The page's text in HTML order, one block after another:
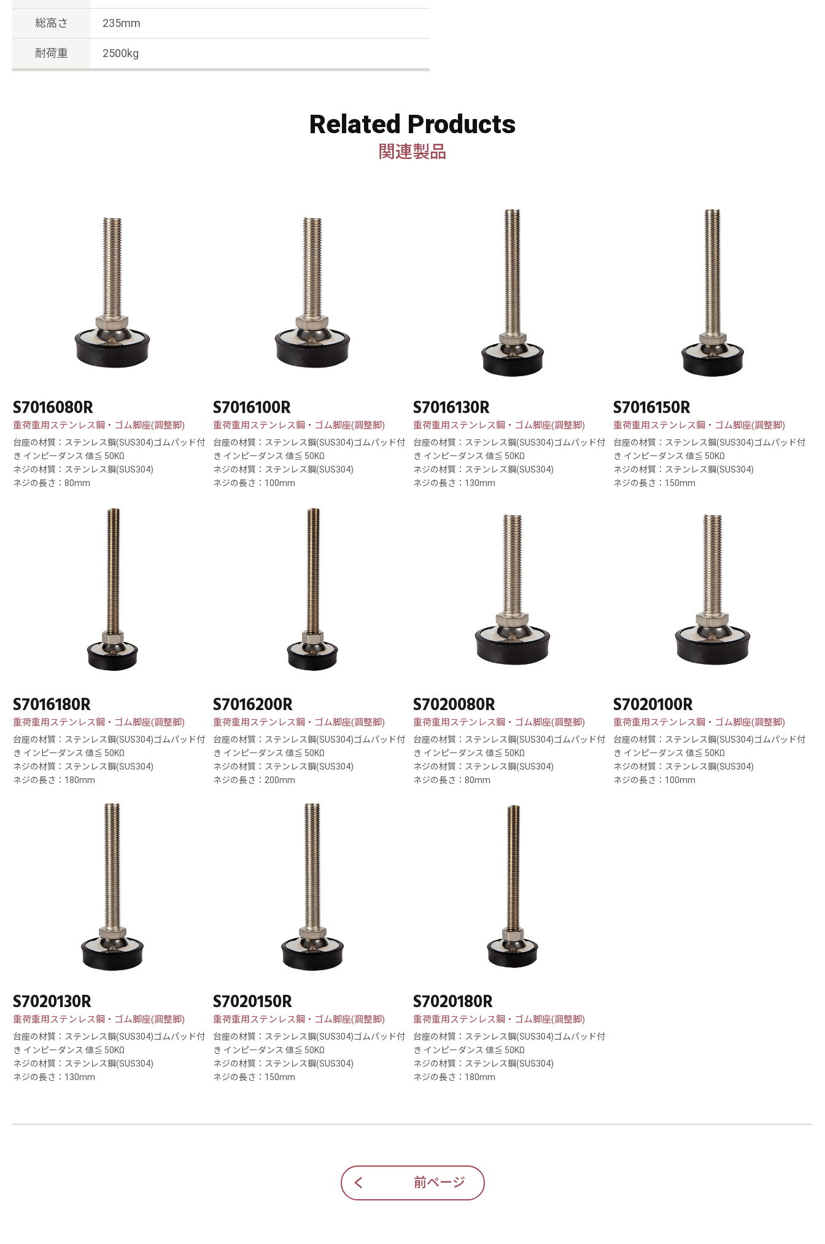
総高さ 235mm
耐荷重 2500kg
Related Products
関連製品
S7016080R
重荷重用ステンレス鋼・ゴム脚座(調整脚)
台座の材質：ステンレス鋼(SUS304)ゴムパッド付
き インピーダンス 値≦ 50KΩ
ネジの材質：ステンレス鋼(SUS304)
ネジの長さ：80mm
S7016100R
重荷重用ステンレス鋼・ゴム脚座(調整脚)
台座の材質：ステンレス鋼(SUS304)ゴムパッド付
き インピーダンス 値≦ 50KΩ
ネジの材質：ステンレス鋼(SUS304)
ネジの長さ：100mm
S7016130R
重荷重用ステンレス鋼・ゴム脚座(調整脚)
台座の材質：ステンレス鋼(SUS304)ゴムパッド付
き インピーダンス 値≦ 50KΩ
ネジの材質：ステンレス鋼(SUS304)
ネジの長さ：130mm
S7016150R
重荷重用ステンレス鋼・ゴム脚座(調整脚)
台座の材質：ステンレス鋼(SUS304)ゴムパッド付
き インピーダンス 値≦ 50KΩ
ネジの材質：ステンレス鋼(SUS304)
ネジの長さ：150mm
S7016180R
重荷重用ステンレス鋼・ゴム脚座(調整脚)
台座の材質：ステンレス鋼(SUS304)ゴムパッド付
き インピーダンス 値≦ 50KΩ
ネジの材質：ステンレス鋼(SUS304)
ネジの長さ：180mm
S7016200R
重荷重用ステンレス鋼・ゴム脚座(調整脚)
台座の材質：ステンレス鋼(SUS304)ゴムパッド付
き インピーダンス 値≦ 50KΩ
ネジの材質：ステンレス鋼(SUS304)
ネジの長さ：200mm
S7020080R
重荷重用ステンレス鋼・ゴム脚座(調整脚)
台座の材質：ステンレス鋼(SUS304)ゴムパッド付
き インピーダンス 値≦ 50KΩ
ネジの材質：ステンレス鋼(SUS304)
ネジの長さ：80mm
S7020100R
重荷重用ステンレス鋼・ゴム脚座(調整脚)
台座の材質：ステンレス鋼(SUS304)ゴムパッド付
き インピーダンス 値≦ 50KΩ
ネジの材質：ステンレス鋼(SUS304)
ネジの長さ：100mm
S7020130R
重荷重用ステンレス鋼・ゴム脚座(調整脚)
台座の材質：ステンレス鋼(SUS304)ゴムパッド付
き インピーダンス 値≦ 50KΩ
ネジの材質：ステンレス鋼(SUS304)
ネジの長さ：130mm
S7020150R
重荷重用ステンレス鋼・ゴム脚座(調整脚)
台座の材質：ステンレス鋼(SUS304)ゴムパッド付
き インピーダンス 値≦ 50KΩ
ネジの材質：ステンレス鋼(SUS304)
ネジの長さ：150mm
S7020180R
重荷重用ステンレス鋼・ゴム脚座(調整脚)
台座の材質：ステンレス鋼(SUS304)ゴムパッド付
き インピーダンス 値≦ 50KΩ
ネジの材質：ステンレス鋼(SUS304)
ネジの長さ：180mm
前ページ